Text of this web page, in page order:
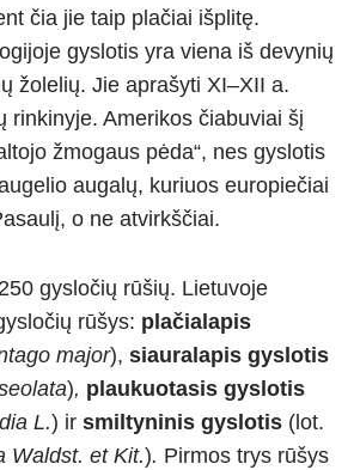
čia jie taip plačiai išplitę.
gyslotis yra viena iš devynių
žolelių. Jie aprašyti XI–XII a.
rinkinyje. Amerikos čiabuviai šį
žmogaus pėda“, nes gyslotis
augalų, kuriuos europiečiai
o ne atvirkščiai.
gysločių rūšių. Lietuvoje
rūšys: plačialapis
major), siauralapis gyslotis
), plaukuotasis gyslotis
L.) ir smiltyninis gyslotis (lot.
Waldst. et Kit.). Pirmos trys rūšys